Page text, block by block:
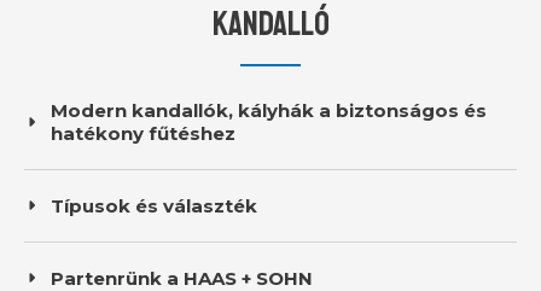
KANDALLÓ
Modern kandallók, kályhák a biztonságos és
hatékony fűtéshez
Típusok és választék
Partenrünk a HAAS + SOHN